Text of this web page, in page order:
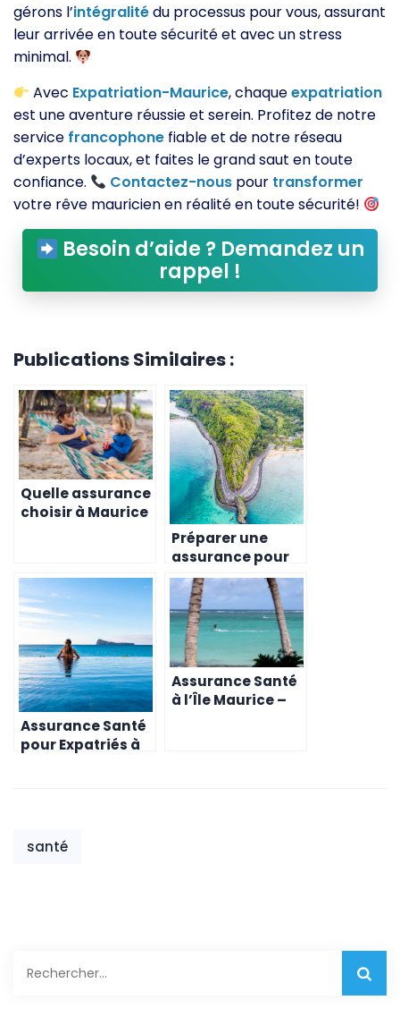
gérons l’intégralitédu processus pour vous, assurant
leur arrivée en toute sécurité et avec un stress
minimal.
Avec Expatriation-Maurice, chaqueexpatriation
est une aventure réussie et serein. Profitez de notre
service francophone fiable et de notre réseau
d’experts locaux, et faites le grand saut en toute
confiance.
Contactez-nous pour transformer
votre rêve mauricien en réalité en toute sécurité!
Besoin d’aide ? Demandez un
rappel !
Publications Similaires :
Quelle assurance
choisir à Maurice
Préparer une
assurance pour
un expatrié à
Maurice
Assurance Santé
pour Expatriés à
Assurance Santé
à l’Île Maurice –
santé